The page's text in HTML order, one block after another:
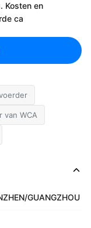
Kosten en
ca
van WCA
GUANGZHOU